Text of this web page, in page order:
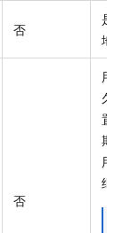
否
是
地
否
用
久
置
期
用
继